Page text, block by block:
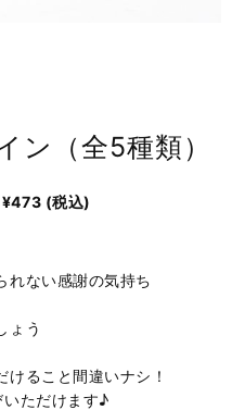
ン（全5種類）
¥473 (税込)
れない感謝の気持ち
ょう
ること間違いナシ！
ただけます♪